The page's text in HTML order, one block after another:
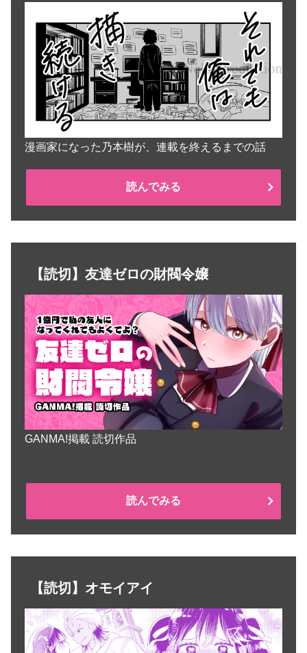
漫画家になった乃本樹が、連載を終えるまでの話
読んでみる
【読切】友達ゼロの財閥令嬢
GANMA!掲載 読切作品
読んでみる
【読切】オモイアイ